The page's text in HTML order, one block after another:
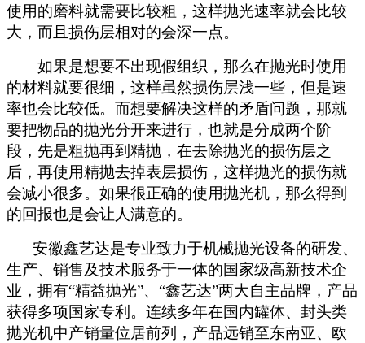
使用的磨料就需要比较粗，这样抛光速率就会比较
大，而且损伤层相对的会深一点。
如果是想要不出现假组织，那么在抛光时使用
的材料就要很细，这样虽然损伤层浅一些，但是速
率也会比较低。而想要解决这样的矛盾问题，那就
要把物品的抛光分开来进行，也就是分成两个阶
段，先是粗抛再到精抛，在去除抛光的损伤层之
后，再使用精抛去掉表层损伤，这样抛光的损伤就
会减小很多。如果很正确的使用抛光机，那么得到
的回报也是会让人满意的。
安徽鑫艺达是专业致力于机械抛光设备的研发、
生产、销售及技术服务于一体的国家级高新技术企
业，拥有“精益抛光”、“鑫艺达”两大自主品牌，产品
获得多项国家专利。连续多年在国内罐体、封头类
抛光机中产销量位居前列，产品远销至东南亚、欧